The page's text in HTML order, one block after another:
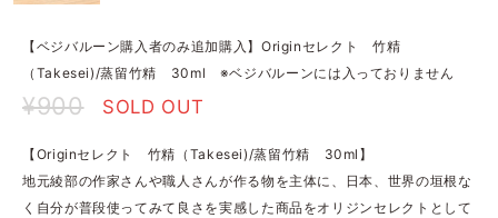
【ベジバルーン購入者のみ追加購入】Originセレクト 竹精
（Takesei)/蒸留竹精 30ml ※ベジバルーンには入っておりません
¥900 SOLD OUT
【Originセレクト 竹精（Takesei)/蒸留竹精 30ml】
地元綾部の作家さんや職人さんが作る物を主体に、日本、世界の垣根な
く自分が普段使ってみて良さを実感した商品をオリジンセレクトとして